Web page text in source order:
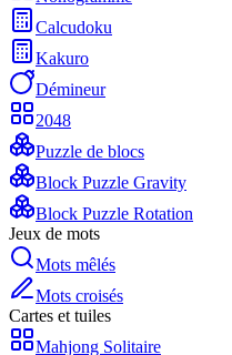
Calcudoku
Kakuro
Démineur
2048
Puzzle de blocs
Block Puzzle Gravity
Block Puzzle Rotation
Jeux de mots
Mots mêlés
Mots croisés
Cartes et tuiles
Mahjong Solitaire